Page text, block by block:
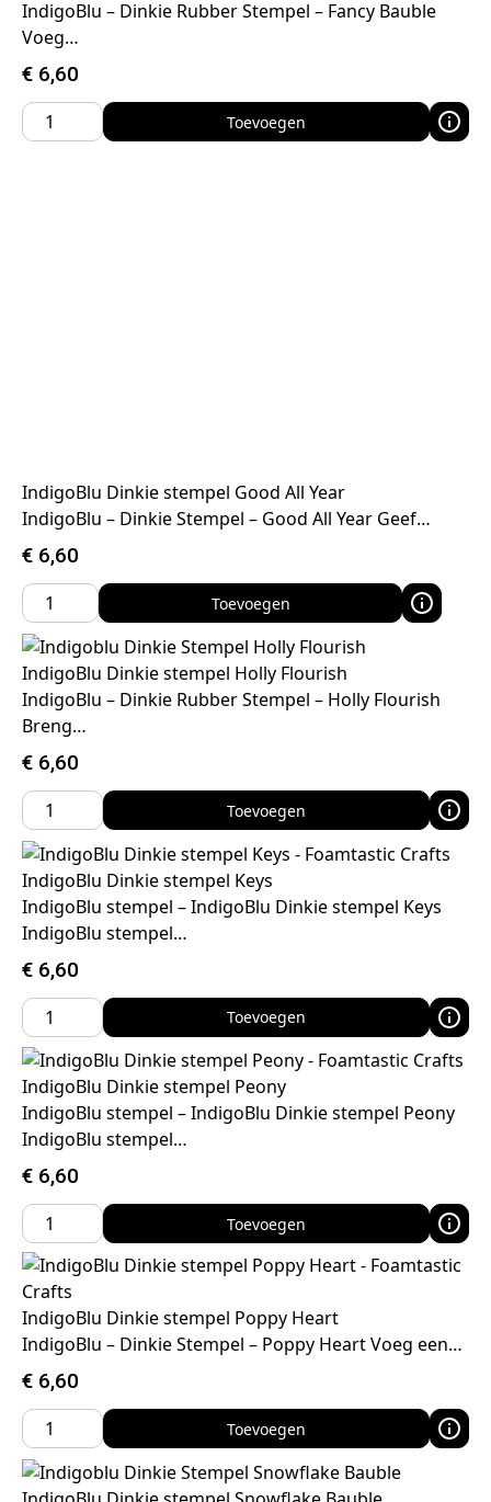
IndigoBlu – Dinkie Rubber Stempel – Fancy Bauble
Voeg…
€ 6,60
Toevoegen
IndigoBlu Dinkie stempel Good All Year
IndigoBlu – Dinkie Stempel – Good All Year Geef…
€ 6,60
Toevoegen
IndigoBlu Dinkie stempel Holly Flourish
IndigoBlu – Dinkie Rubber Stempel – Holly Flourish
Breng…
€ 6,60
Toevoegen
IndigoBlu Dinkie stempel Keys
IndigoBlu stempel – IndigoBlu Dinkie stempel Keys
IndigoBlu stempel…
€ 6,60
Toevoegen
IndigoBlu Dinkie stempel Peony
IndigoBlu stempel – IndigoBlu Dinkie stempel Peony
IndigoBlu stempel…
€ 6,60
Toevoegen
IndigoBlu Dinkie stempel Poppy Heart
IndigoBlu – Dinkie Stempel – Poppy Heart Voeg een…
€ 6,60
Toevoegen